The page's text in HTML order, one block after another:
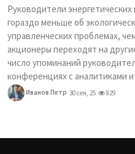
Руководители
гораздо меньше об
управленческих проблемах,
акционеры переходят на
число упоминаний
конференциях с аналитиками
Иванов Петр 30 сен, 25 829